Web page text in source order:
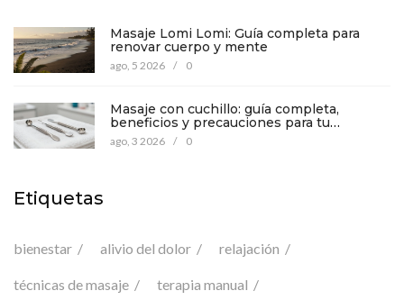
Masaje Lomi Lomi: Guía completa para
renovar cuerpo y mente
ago, 5 2026 / 0
Masaje con cuchillo: guía completa,
beneficios y precauciones para tu
bienestar
ago, 3 2026 / 0
Etiquetas
bienestar alivio del dolor relajación
técnicas de masaje terapia manual